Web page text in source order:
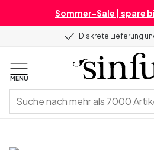
Sommer-Sale | spare
Diskrete Lieferung
MENU